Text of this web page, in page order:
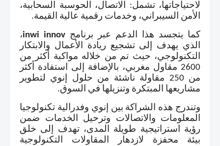
لاحتياجاتها، تشمل: الاتصال، الحوسبة السحابية،
الأمن السيبراني، وخدمات رقمية عالية القيمة.
كما يتجسد هذا الدعم عبر برنامج inwi innov،
الذي يهدف إلى تشجيع ريادة الأعمال والابتكار
التكنولوجي، حيث تم من خلاله مواكبة أكثر من
2600 مقاول مغربي، بالإضافة إلى استفادة أكثر
من 250 مقاولة ناشئة من حلول
إنوي
لتطوير
مشاريعها المبتكرة وتنزيلها في السوق.
وتندرج هذه الشراكة بين إنوي وفدرالية تكنولوجيا
المعلومات والاتصالات وترحيل الخدمات ضمن
رؤية استراتيجية طويلة المدى، تهدف إلى خلق
بيئة محفزة لازدهار المقاولات التكنولوجية